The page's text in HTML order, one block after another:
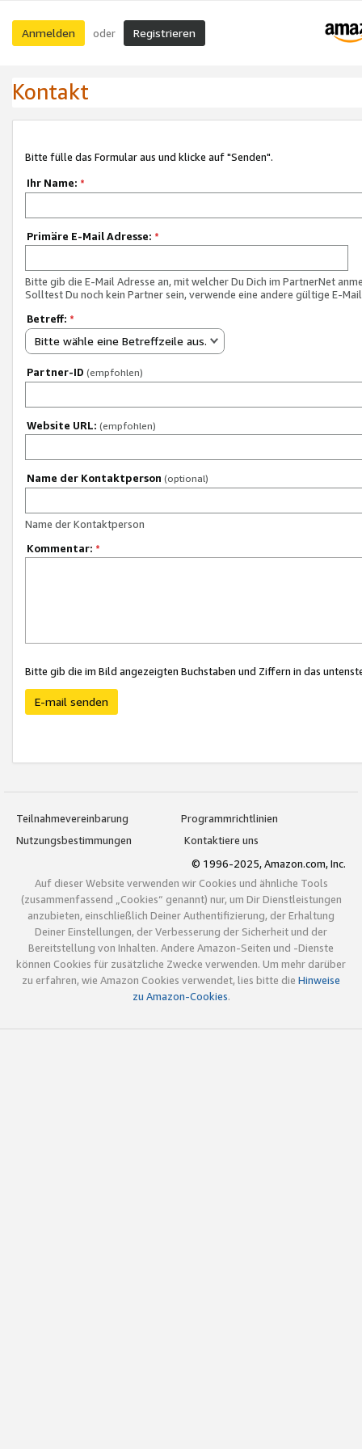
Anmelden oder Registrieren
Kontakt
Bitte fülle das Formular aus und klicke auf "Senden".
Ihr Name: *
Primäre E-Mail Adresse: *
Bitte gib die E-Mail Adresse an, mit welcher Du Dich im PartnerNet
Solltest Du noch kein Partner sein, verwende eine andere gültige E-
Betreff: *
Bitte wähle eine Betreffzeile aus.
Partner-ID (empfohlen)
Website URL: (empfohlen)
Name der Kontaktperson (optional)
Name der Kontaktperson
Kommentar: *
Bitte gib die im Bild angezeigten Buchstaben und Ziffern in das
E-mail senden
Teilnahmevereinbarung
Programmrichtlinien
Nutzungsbestimmungen
Kontaktiere uns
© 1996-2025, Amazon.com, Inc.
Auf dieser Website verwenden wir Cookies und ähnliche Tools
(zusammenfassend „Cookies“ genannt) nur, um Dir Dienstleistungen
anzubieten, einschließlich Deiner Authentifizierung, der Erhaltung
Deiner Einstellungen, der Verbesserung der Sicherheit und der
Bereitstellung von Inhalten. Andere Amazon-Seiten und -Dienste
können Cookies für zusätzliche Zwecke verwenden. Um mehr darüber
zu erfahren, wie Amazon Cookies verwendet, lies bitte die Hinweise
zu Amazon-Cookies.